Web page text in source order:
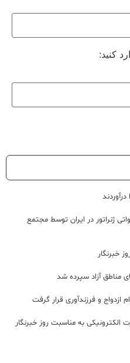
کنید:
شفت روتور ۲۰۰ مگاواتی ژنراتور در ایران توسط مجتمع
خبرنگار
مناطق آزاد سپرده شد
و فرزندآوری قرار گرفت
به مناسبت روز خبرنگار